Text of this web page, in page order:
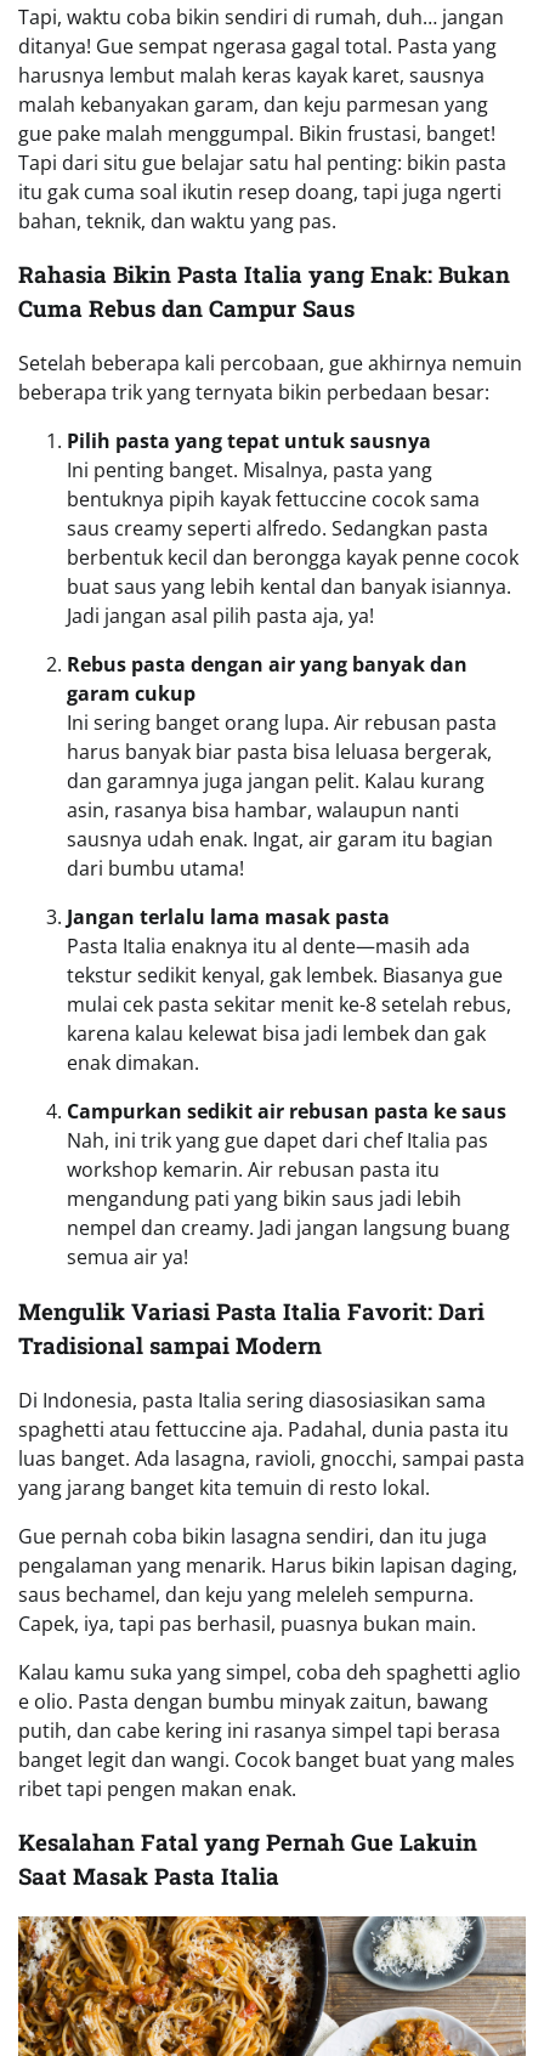
Tapi, waktu coba bikin sendiri di rumah, duh… jangan
ditanya! Gue sempat ngerasa gagal total. Pasta yang
harusnya lembut malah keras kayak karet, sausnya
malah kebanyakan garam, dan keju parmesan yang
gue pake malah menggumpal. Bikin frustasi, banget!
Tapi dari situ gue belajar satu hal penting: bikin pasta
itu gak cuma soal ikutin resep doang, tapi juga ngerti
bahan, teknik, dan waktu yang pas.
Rahasia Bikin Pasta Italia yang Enak: Bukan
Cuma Rebus dan Campur Saus
Setelah beberapa kali percobaan, gue akhirnya nemuin
beberapa trik yang ternyata bikin perbedaan besar:
Pilih pasta yang tepat untuk sausnya
Ini penting banget. Misalnya, pasta yang
bentuknya pipih kayak fettuccine cocok sama
saus creamy seperti alfredo. Sedangkan pasta
berbentuk kecil dan berongga kayak penne cocok
buat saus yang lebih kental dan banyak isiannya.
Jadi jangan asal pilih pasta aja, ya!
Rebus pasta dengan air yang banyak dan
garam cukup
Ini sering banget orang lupa. Air rebusan pasta
harus banyak biar pasta bisa leluasa bergerak,
dan garamnya juga jangan pelit. Kalau kurang
asin, rasanya bisa hambar, walaupun nanti
sausnya udah enak. Ingat, air garam itu bagian
dari bumbu utama!
Jangan terlalu lama masak pasta
Pasta Italia enaknya itu al dente—masih ada
tekstur sedikit kenyal, gak lembek. Biasanya gue
mulai cek pasta sekitar menit ke-8 setelah rebus,
karena kalau kelewat bisa jadi lembek dan gak
enak dimakan.
Campurkan sedikit air rebusan pasta ke saus
Nah, ini trik yang gue dapet dari chef Italia pas
workshop kemarin. Air rebusan pasta itu
mengandung pati yang bikin saus jadi lebih
nempel dan creamy. Jadi jangan langsung buang
semua air ya!
Mengulik Variasi Pasta Italia Favorit: Dari
Tradisional sampai Modern
Di Indonesia, pasta Italia sering diasosiasikan sama
spaghetti atau fettuccine aja. Padahal, dunia pasta itu
luas banget. Ada lasagna, ravioli, gnocchi, sampai pasta
yang jarang banget kita temuin di resto lokal.
Gue pernah coba bikin lasagna sendiri, dan itu juga
pengalaman yang menarik. Harus bikin lapisan daging,
saus bechamel, dan keju yang meleleh sempurna.
Capek, iya, tapi pas berhasil, puasnya bukan main.
Kalau kamu suka yang simpel, coba deh spaghetti aglio
e olio. Pasta dengan bumbu minyak zaitun, bawang
putih, dan cabe kering ini rasanya simpel tapi berasa
banget legit dan wangi. Cocok banget buat yang males
ribet tapi pengen makan enak.
Kesalahan Fatal yang Pernah Gue Lakuin
Saat Masak Pasta Italia